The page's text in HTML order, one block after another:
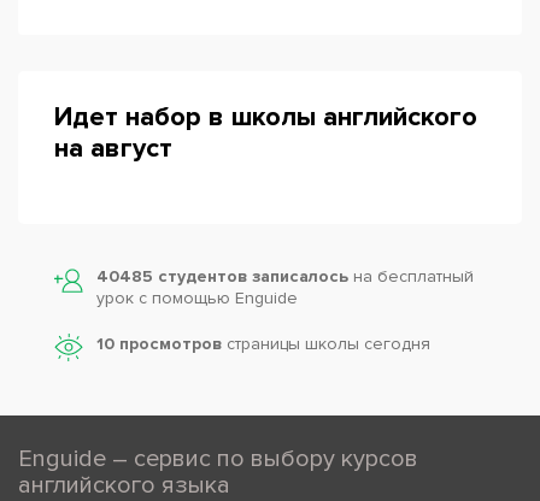
Идет набор в школы английского
на август
40485 студентов записалось на бесплатный
урок с помощью Enguide
10 просмотров страницы школы сегодня
Enguide – сервис по выбору курсов
английского языка